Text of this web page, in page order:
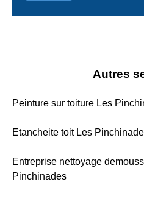
Autres
Peinture sur toiture Les
Etancheite toit Les
Entreprise nettoyage
Pinchinades